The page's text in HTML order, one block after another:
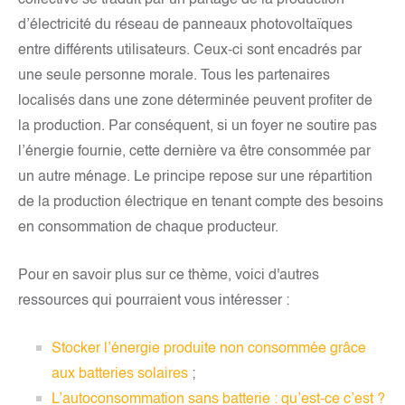
d’électricité du réseau de panneaux photovoltaïques
entre différents utilisateurs. Ceux-ci sont encadrés par
une seule personne morale. Tous les partenaires
localisés dans une zone déterminée peuvent profiter de
la production. Par conséquent, si un foyer ne soutire pas
l’énergie fournie, cette dernière va être consommée par
un autre ménage. Le principe repose sur une répartition
de la production électrique en tenant compte des besoins
en consommation de chaque producteur.
Pour en savoir plus sur ce thème, voici d'autres
ressources qui pourraient vous intéresser :
Stocker l’énergie produite non consommée grâce
aux batteries solaires ;
L’autoconsommation sans batterie : qu’est-ce c’est ?